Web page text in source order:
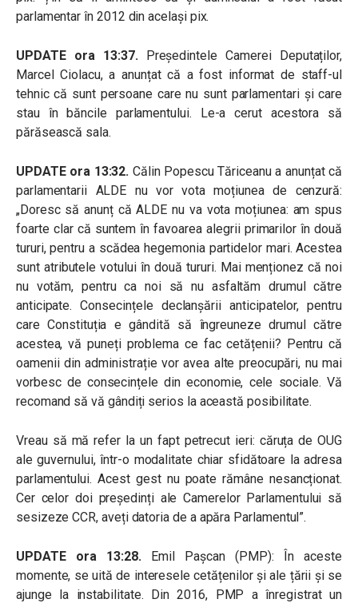
parlamentar în 2012 din același pix.
UPDATE ora 13:37.Președintele Camerei Deputaților,
Marcel Ciolacu, a anunțat că a fost informat de staff-ul
tehnic că sunt persoane care nu sunt parlamentari și care
stau în băncile parlamentului. Le-a cerut acestora să
părăsească sala.
UPDATE ora 13:32. Călin Popescu Tăriceanu a anunțat că
parlamentarii ALDE nu vor vota moțiunea de cenzură:
„Doresc să anunț că ALDE nu va vota moțiunea: am spus
foarte clar că suntem în favoarea alegrii primarilor în două
tururi, pentru a scădea hegemonia partidelor mari. Acestea
sunt atributele votului în două tururi. Mai menționez că noi
nu votăm, pentru ca noi să nu asfaltăm drumul către
anticipate. Consecințele declanșării anticipatelor, pentru
care Constituția e gândită să îngreuneze drumul către
acestea, vă puneți problema ce fac cetățenii? Pentru că
oamenii din administrație vor avea alte preocupări, nu mai
vorbesc de consecințele din economie, cele sociale. Vă
recomand să vă gândiți serios la această posibilitate.
Vreau să mă refer la un fapt petrecut ieri: căruța de OUG
ale guvernului, într-o modalitate chiar sfidătoare la adresa
parlamentului. Acest gest nu poate rămâne nesancționat.
Cer celor doi președinți ale Camerelor Parlamentului să
sesizeze CCR, aveți datoria de a apăra Parlamentul”.
UPDATE ora 13:28.Emil Pașcan (PMP): În aceste
momente, se uită de interesele cetățenilor și ale țării și se
ajunge la instabilitate. Din 2016, PMP a înregistrat un